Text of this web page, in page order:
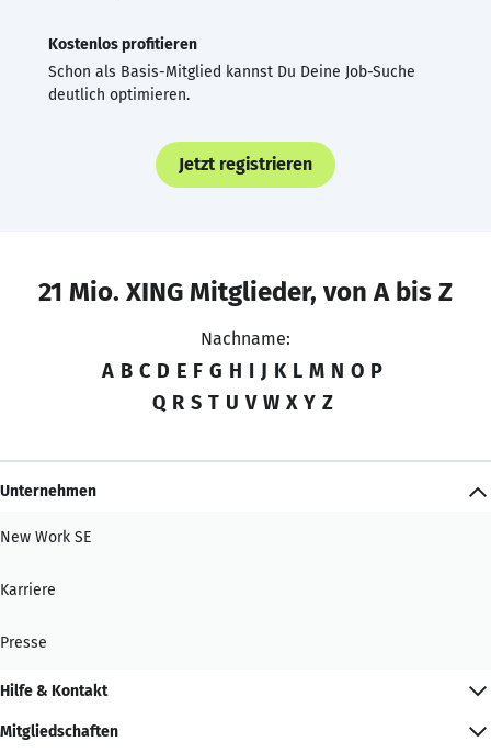
Kostenlos profitieren
Schon als Basis-Mitglied kannst Du Deine Job-Suche
deutlich optimieren.
Jetzt registrieren
21 Mio. XING Mitglieder, von A bis Z
Nachname:
A B C D E F G H I J K L M N O P
Q R S T U V W X Y Z
Unternehmen
New Work SE
Karriere
Presse
Hilfe & Kontakt
Mitgliedschaften